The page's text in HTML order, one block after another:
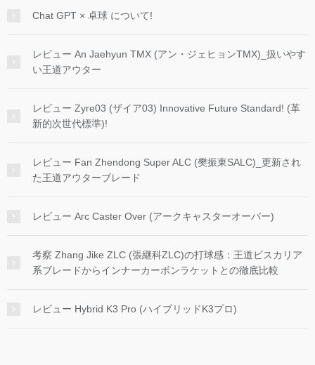
Chat GPT × 卓球 について!
レビュー An Jaehyun TMX (アン・ジェヒョンTMX)_扱いやす
い王道アウター
レビュー Zyre03 (ザイア03) Innovative Future Standard! (革
新的次世代標準)!
レビュー Fan Zhendong Super ALC (樊振東SALC)_更新され
た王道アウターブレード
レビュー Arc Caster Over (アークキャスターオーバー)
考察 Zhang Jike ZLC (張継科ZLC)の打球感：王道ビスカリア
系ブレードからインナーカーボンラケットとの徹底比較
レビュー Hybrid K3 Pro (ハイブリッドK3プロ)